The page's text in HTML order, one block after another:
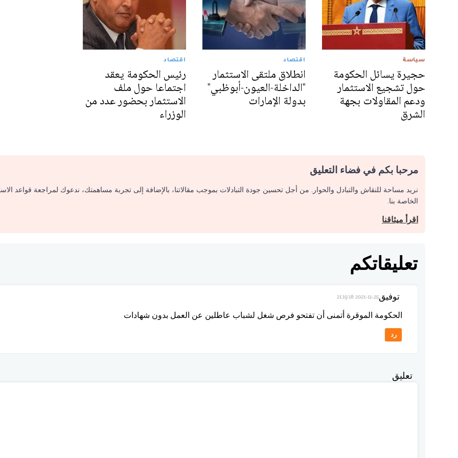
سياسة
حجيرة يسائل الحكومة
حول تشجيع الاستثمار
ودعم المقاولات بجهة
الشرق
اقتصاد
انطلاق ملتقى الاستثمار
"الداخلة-العيون-أبوظبي"
بدولة الإمارات
اقتصاد
رئيس الحكومة يعقد
اجتماعا حول ملف
الاستثمار بحضور عدد من
الوزراء
مرحبا بكم في فضاء التعليق
نريد مساحة للنقاش والتبادل والحوار. من أجل تحسين جودة التبادلات بموجب مقالاتنا، بالإضافة إلى تجربة مساهمتك، ندعوك لمراجعة قواعد
الخاصة بنا.
اقرأ ميثاقنا
تعليقاتكم
توفيق2021-11-25 21:19:18
الحكومة الموقرة أتمنى أن تفتحو فرص شغل لشباب عاطلين عن العمل بدون شهادات
رد
تعليق